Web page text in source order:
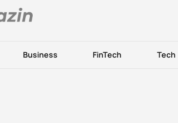
Business FinTech Tech